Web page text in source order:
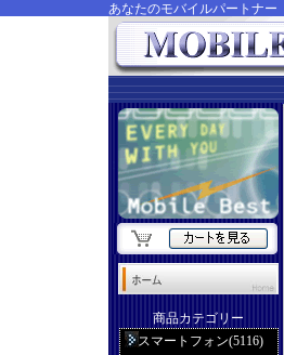
あなたのモバイルパートナー
商品カテゴリー
スマートフォン(5116)